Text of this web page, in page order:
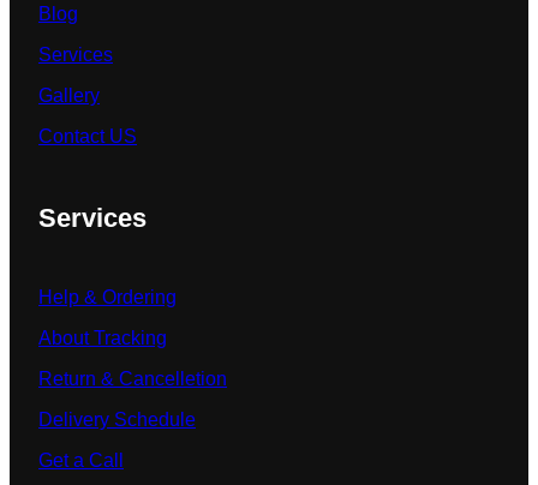
Blog
Services
Gallery
Contact US
Services
Help & Ordering
About Tracking
Return & Cancelletion
Delivery Schedule
Get a Call